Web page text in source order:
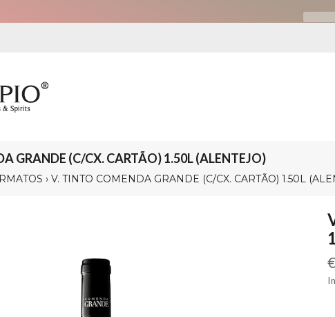
GRANDE (C/CX. CARTÃO) 1.50L (ALENTEJO)
› V. TINTO COMENDA GRANDE (C/CX. CARTÃO) 1.50L